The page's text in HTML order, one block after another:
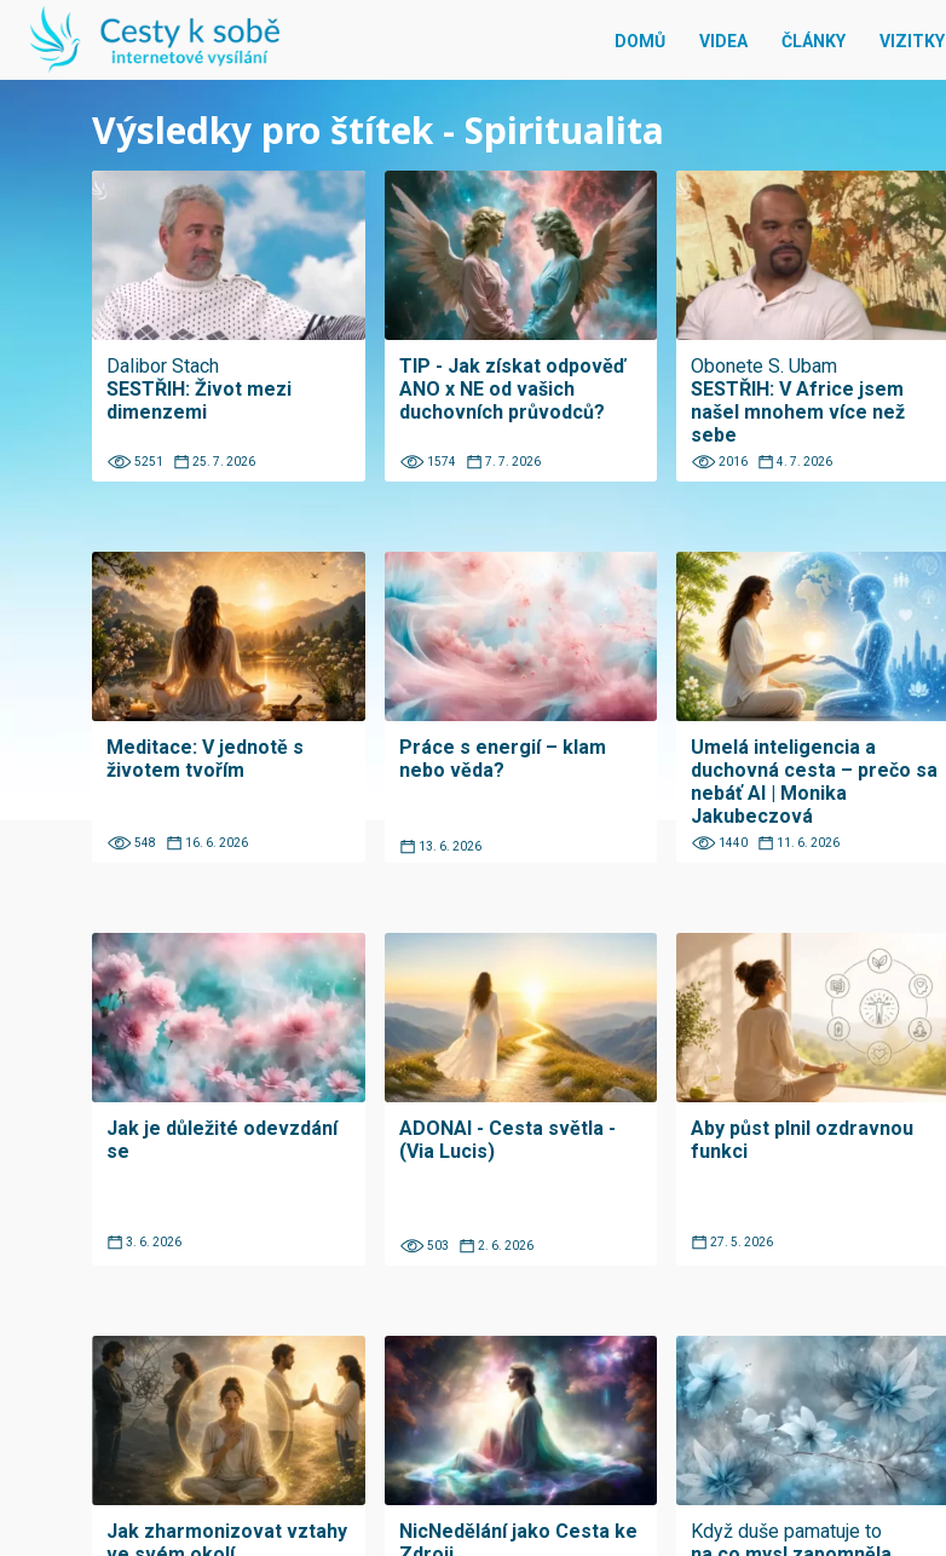
DOMŮ VIDEA ČLÁNKY VIZITKY
Výsledky pro štítek - Spiritualita
Dalibor Stach
SESTŘIH: Život mezi
dimenzemi
5251 25. 7. 2026
TIP - Jak získat odpověď
ANO x NE od vašich
duchovních průvodců?
1574 7. 7. 2026
Obonete S. Ubam
SESTŘIH: V Africe jsem
našel mnohem více než
sebe
2016 4. 7. 2026
Meditace: V jednotě s
životem tvořím
548 16. 6. 2026
Práce s energií – klam
nebo věda?
13. 6. 2026
Umelá inteligencia a
duchovná cesta – prečo sa
nebáť AI | Monika
Jakubeczová
1440 11. 6. 2026
Jak je důležité odevzdání
se
3. 6. 2026
ADONAI - Cesta světla -
(Via Lucis)
503 2. 6. 2026
Aby půst plnil ozdravnou
funkci
27. 5. 2026
Jak zharmonizovat vztahy
NicNedělání jako Cesta ke
Když duše pamatuje to